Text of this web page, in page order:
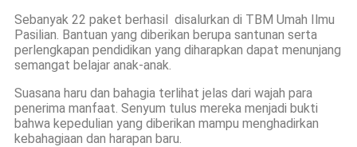
Sebanyak 22 paket berhasil disalurkan di TBM Umah Ilmu
Pasilian. Bantuan yang diberikan berupa santunan serta
perlengkapan pendidikan yang diharapkan dapat menunjang
semangat belajar anak-anak.
Suasana haru dan bahagia terlihat jelas dari wajah para
penerima manfaat. Senyum tulus mereka menjadi bukti
bahwa kepedulian yang diberikan mampu menghadirkan
kebahagiaan dan harapan baru.